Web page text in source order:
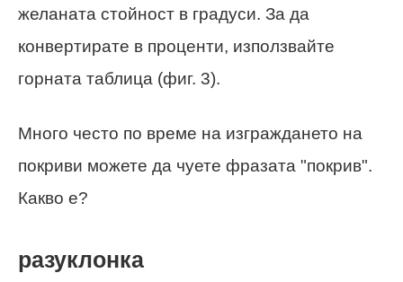
желаната стойност в градуси. За да
конвертирате в проценти, използвайте
горната таблица (фиг. 3).
Много често по време на изграждането на
покриви можете да чуете фразата "покрив".
Какво е?
разуклонка